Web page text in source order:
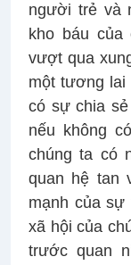
người trẻ và
kho báu của
vượt qua
một tương lai
có sự chia
nếu không
chúng ta có
quan hệ tan
mạnh của sự
xã hội của
trước quan